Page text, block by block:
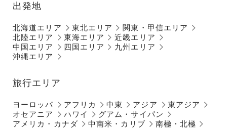
出発地
北海道エリア 東北エリア
関東・甲信エリア
北陸エリア
東海エリア
近畿エリア
中国エリア
四国エリア
九州エリア
沖縄エリア
旅行エリア
ヨーロッパ アフリカ 中東 アジア
東アジア
オセアニア
ハワイ
グアム・サイパン
アメリカ・カナダ
中南米・カリブ 南極・北極